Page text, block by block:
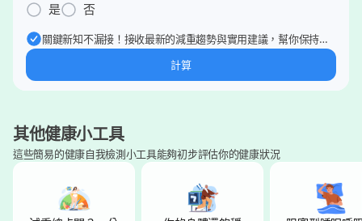
是 否
關鍵新知不漏接！接收最新的減重趨勢與實用建議，幫你保持最
計算
其他健康小工具
這些簡易的健康自我檢測小工具能夠初步評估你的健康狀況